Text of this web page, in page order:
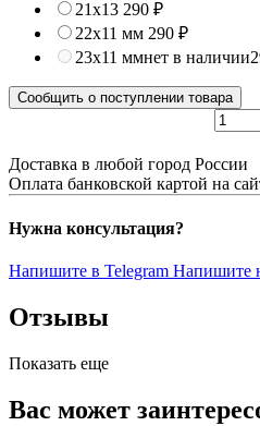
21х13 290 ₽
22х11 мм 290 ₽
23х11 ммнет в наличии
Сообщить о поступлении товара
Доставка в любой город России
Оплата банковской картой на
Нужна консультация?
Напишите в Telegram Напишите
Отзывы
Показать еще
Вас может